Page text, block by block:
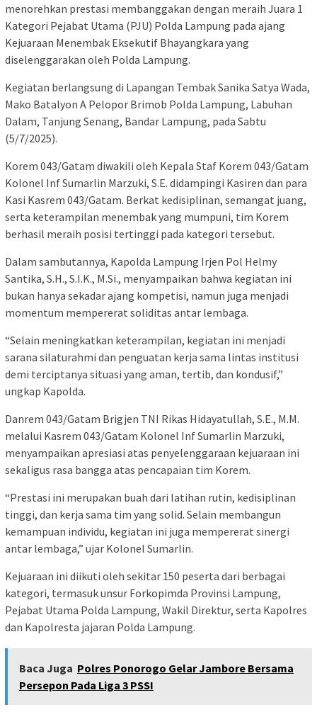
menorehkan prestasi membanggakan dengan meraih Juara 1
Kategori Pejabat Utama (PJU) Polda Lampung pada ajang
Kejuaraan Menembak Eksekutif Bhayangkara yang
diselenggarakan oleh Polda Lampung.
Kegiatan berlangsung di Lapangan Tembak Sanika Satya Wada,
Mako Batalyon A Pelopor Brimob Polda Lampung, Labuhan
Dalam, Tanjung Senang, Bandar Lampung, pada Sabtu
(5/7/2025).
Korem 043/Gatam diwakili oleh Kepala Staf Korem 043/Gatam
Kolonel Inf Sumarlin Marzuki, S.E. didampingi Kasiren dan para
Kasi Kasrem 043/Gatam. Berkat kedisiplinan, semangat juang,
serta keterampilan menembak yang mumpuni, tim Korem
berhasil meraih posisi tertinggi pada kategori tersebut.
Dalam sambutannya, Kapolda Lampung Irjen Pol Helmy
Santika, S.H., S.I.K., M.Si., menyampaikan bahwa kegiatan ini
bukan hanya sekadar ajang kompetisi, namun juga menjadi
momentum mempererat soliditas antar lembaga.
“Selain meningkatkan keterampilan, kegiatan ini menjadi
sarana silaturahmi dan penguatan kerja sama lintas institusi
demi terciptanya situasi yang aman, tertib, dan kondusif,”
ungkap Kapolda.
Danrem 043/Gatam Brigjen TNI Rikas Hidayatullah, S.E., M.M.
melalui Kasrem 043/Gatam Kolonel Inf Sumarlin Marzuki,
menyampaikan apresiasi atas penyelenggaraan kejuaraan ini
sekaligus rasa bangga atas pencapaian tim Korem.
“Prestasi ini merupakan buah dari latihan rutin, kedisiplinan
tinggi, dan kerja sama tim yang solid. Selain membangun
kemampuan individu, kegiatan ini juga mempererat sinergi
antar lembaga,” ujar Kolonel Sumarlin.
Kejuaraan ini diikuti oleh sekitar 150 peserta dari berbagai
kategori, termasuk unsur Forkopimda Provinsi Lampung,
Pejabat Utama Polda Lampung, Wakil Direktur, serta Kapolres
dan Kapolresta jajaran Polda Lampung.
Baca Juga Polres Ponorogo Gelar Jambore Bersama
Persepon Pada Liga 3 PSSI